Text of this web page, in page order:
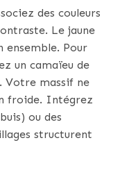
des couleurs
Le jaune
Pour
un camaïeu de
Votre massif ne
froide. Intégrez
ou des
structurent